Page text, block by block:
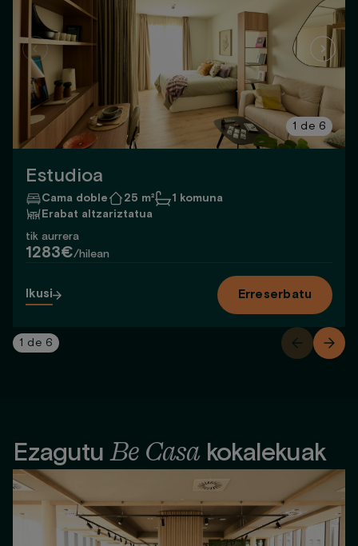
1 de 6
Estudioa
Cama doble 25 m²
1 komuna
Erabat altzariztatua
tik aurrera
1283€/hilean
Ikusi Erreserbatu
1 de 6
EzagutuBe Casa kokalekuak